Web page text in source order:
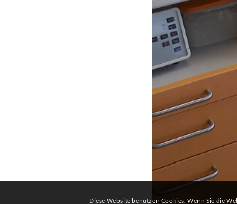
Diese Website benutzen Cookies. Wenn Sie die